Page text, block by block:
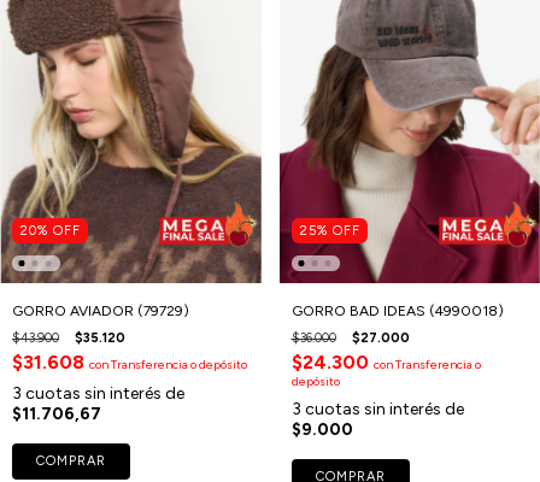
20% OFF
GORRO AVIADOR (79729)
$43.900 $35.120
$31.608 conTransferencia o depósito
3 cuotas sin interés de
$11.706,67
COMPRAR
25% OFF
GORRO BAD IDEAS (4990018)
$36.000 $27.000
$24.300 conTransferencia o
depósito
3 cuotas sin interés de
$9.000
COMPRAR